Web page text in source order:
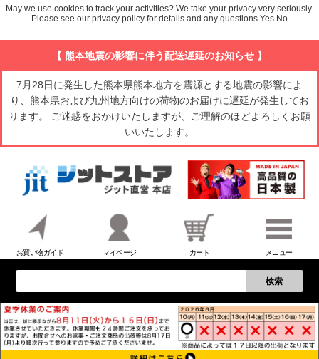
【 熊本地震の影響に伴う配送遅延のお知らせ 】
7月28日に発生した熊本県熊本地方を震源とする地震の影響によ
り、熊本県および九州地方向けの荷物のお届けに遅延が発生してお
ります。 ご迷惑をおかけいたしますが、ご理解のほどよろしくお願
いいたします。
お買い物ガイド マイページ カート メニュー
検索
May we use cookies to track your activities? We take your privacy very seriously.
Please see our privacy policy for details and any questions.Yes No